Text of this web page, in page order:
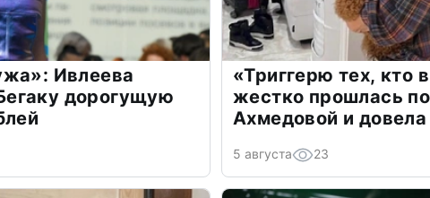
Ивлеева
дорогущую
«Триггерю тех, кто
жестко прошлась
Ахмедовой и довела
5 августа 23